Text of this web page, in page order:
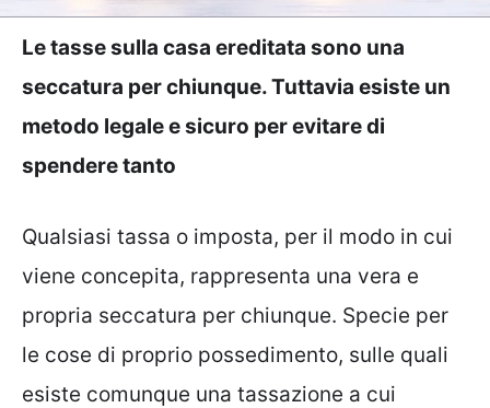
Le tasse sulla casa ereditata sono una
seccatura per chiunque. Tuttavia esiste un
metodo legale e sicuro per evitare di
spendere tanto
Qualsiasi tassa o imposta, per il modo in cui
viene concepita, rappresenta una vera e
propria seccatura per chiunque. Specie per
le cose di proprio possedimento, sulle quali
esiste comunque una tassazione a cui